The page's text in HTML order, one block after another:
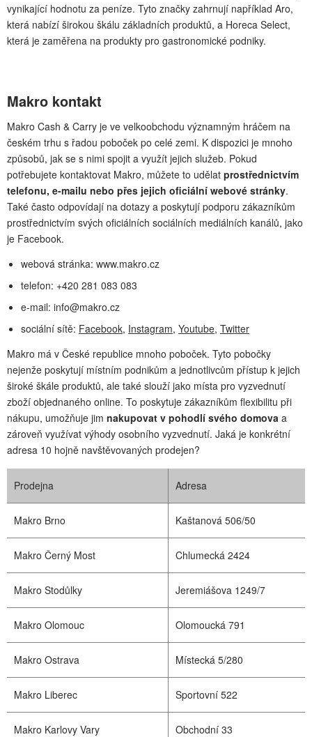
vynikající hodnotu za peníze. Tyto značky zahrnují například Aro,
která nabízí širokou škálu základních produktů, a Horeca Select,
která je zaměřena na produkty pro gastronomické podniky.
Makro kontakt
Makro Cash & Carry je ve velkoobchodu významným hráčem na
českém trhu s řadou poboček po celé zemi. K dispozici je mnoho
způsobů, jak se s nimi spojit a využít jejich služeb. Pokud
potřebujete kontaktovat Makro, můžete to udělat prostřednictvím
telefonu, e-mailu nebo přes jejich oficiální webové stránky.
Také často odpovídají na dotazy a poskytují podporu zákazníkům
prostřednictvím svých oficiálních sociálních mediálních kanálů, jako
je Facebook.
webová stránka: www.makro.cz
telefon: +420 281 083 083
e-mail: info@makro.cz
sociální sítě: Facebook, Instagram, Youtube, Twitter
Makro má v České republice mnoho poboček. Tyto pobočky
nejenže poskytují místním podnikům a jednotlivcům přístup k jejich
široké škále produktů, ale také slouží jako místa pro vyzvednutí
zboží objednaného online. To poskytuje zákazníkům flexibilitu při
nákupu, umožňuje jim nakupovat v pohodlí svého domova a
zároveň využívat výhody osobního vyzvednutí. Jaká je konkrétní
adresa 10 hojně navštěvovaných prodejen?
Prodejna Adresa
Makro Brno Kaštanová 506/50
Makro Černý Most Chlumecká 2424
Makro Stodůlky Jeremiášova 1249/7
Makro Olomouc Olomoucká 791
Makro Ostrava Místecká 5/280
Makro Liberec Sportovní 522
Makro Karlovy Vary Obchodní 33